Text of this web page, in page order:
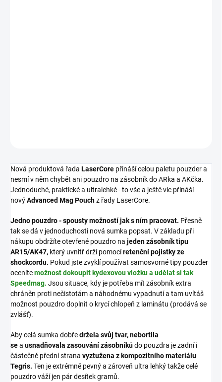
Nová produktová řada LaserCore přináší celou paletu pouzder a
nesmí v něm chybět ani pouzdro na zásobník do ARka a AKčka.
Jednoduché, praktické a ultralehké - to vše a ještě víc přináší
novýAdvanced Mag Pouchz řady LaserCore.
Jedno pouzdro - spousty možností jak s ním pracovat. Přesně
tak se dá v jednoduchosti nová sumka popsat. V základu při
nákupu obdržíte otevřené pouzdro na jeden zásobník tipu
AR15/AK47, který uvnitř drží pomocíretenční pojistky ze
shockcordu. Pokud jste zvyklí používat samosvorné tipy pouzder
ocenítemožnost dokoupit kydexovou vložku a udělat si tak
Speedmag. Jsou situace, kdy je potřeba mít zásobník extra
chráněn proti nečistotám a náhodnému vypadnutí a tam uvítáš
možnost pouzdro doplnit o krycí chlopeň z laminátu (prodává se
zvlášť).
Aby celá sumka dobředržela svůj tvar, nebortila
sea usnadňovala zasouvání zásobníkůdo pouzdra je zadní i
částečně přední strana vyztužena z kompozitního materiálu
Tegris. Ten je extrémně pevný a zároveň ultra lehký takže celé
pouzdro váží jen pár desítek gramů.